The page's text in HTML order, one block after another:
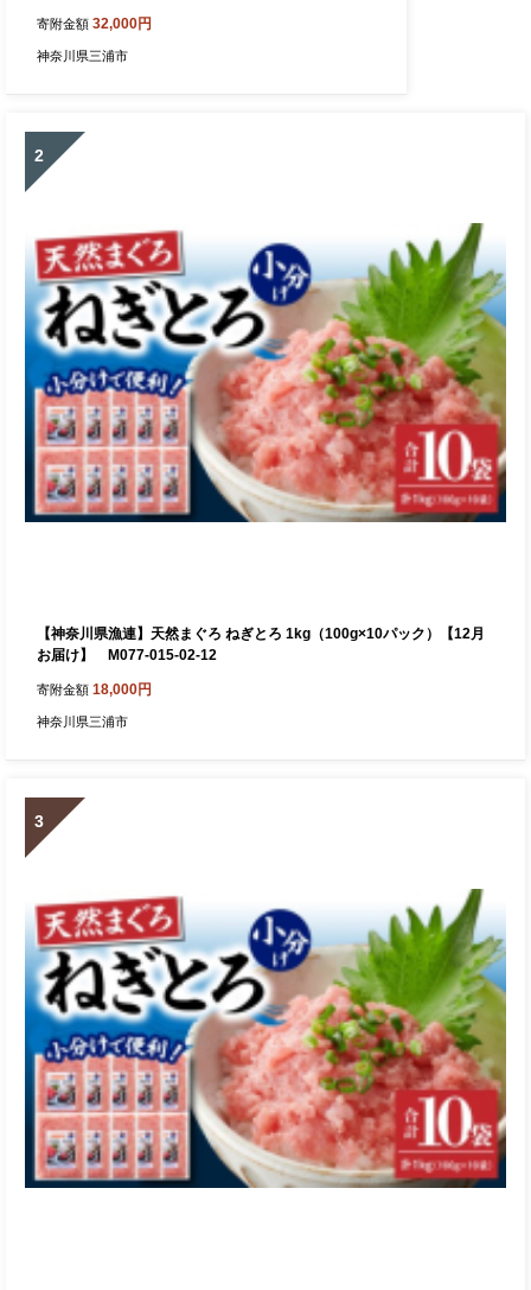
寄附金額 32,000円
神奈川県三浦市
2
【神奈川県漁連】天然まぐろ ねぎとろ 1kg（100g×10パック）【12月
お届け】 M077-015-02-12
寄附金額 18,000円
神奈川県三浦市
3